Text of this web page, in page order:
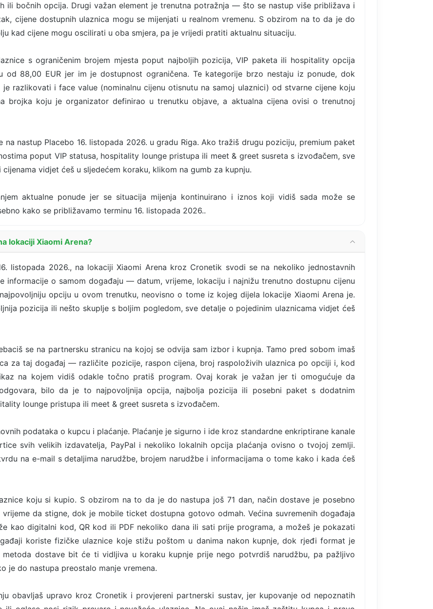
ili bočnih opcija. Drugi važan element je trenutna potražnja — što se nastup više približava i
cijene dostupnih ulaznica mogu se mijenjati u realnom vremenu. S obzirom na to da je do
kad cijene mogu oscilirati u oba smjera, pa je vrijedi pratiti aktualnu situaciju.
s ograničenim brojem mjesta poput najboljih pozicija, VIP paketa ili hospitality opcija
od 88,00 EUR jer im je dostupnost ograničena. Te kategorije brzo nestaju iz ponude, dok
razlikovati i face value (nominalnu cijenu otisnutu na samoj ulaznici) od stvarne cijene koju
koju je organizator definirao u trenutku objave, a aktualna cijena ovisi o trenutnoj
na nastup Placebo 16. listopada 2026. u gradu Riga. Ako tražiš drugu poziciju, premium paket
poput VIP statusa, hospitality lounge pristupa ili meet & greet susreta s izvođačem, sve
vidjet ćeš u sljedećem koraku, klikom na gumb za kupnju.
aktualne ponude jer se situacija mijenja kontinuirano i iznos koji vidiš sada može se
kako se približavamo terminu 16. listopada 2026..
lokaciji Xiaomi Arena?
listopada 2026., na lokaciji Xiaomi Arena kroz Cronetik svodi se na nekoliko jednostavnih
informacije o samom događaju — datum, vrijeme, lokaciju i najnižu trenutno dostupnu cijenu
opciju u ovom trenutku, neovisno o tome iz kojeg dijela lokacije Xiaomi Arena je.
pozicija ili nešto skuplje s boljim pogledom, sve detalje o pojedinim ulaznicama vidjet ćeš
se na partnersku stranicu na kojoj se odvija sam izbor i kupnja. Tamo pred sobom imaš
za taj događaj — različite pozicije, raspon cijena, broj raspoloživih ulaznica po opciji i, kod
na kojem vidiš odakle točno pratiš program. Ovaj korak je važan jer ti omogućuje da
bilo da je to najpovoljnija opcija, najbolja pozicija ili posebni paket s dodatnim
lounge pristupa ili meet & greet susreta s izvođačem.
podataka o kupcu i plaćanje. Plaćanje je sigurno i ide kroz standardne enkriptirane kanale
svih velikih izdavatelja, PayPal i nekoliko lokalnih opcija plaćanja ovisno o tvojoj zemlji.
na e-mail s detaljima narudžbe, brojem narudžbe i informacijama o tome kako i kada ćeš
koju si kupio. S obzirom na to da je do nastupa još 71 dan, način dostave je posebno
da stigne, dok je mobile ticket dostupna gotovo odmah. Većina suvremenih događaja
kao digitalni kod, QR kod ili PDF nekoliko dana ili sati prije programa, a možeš je pokazati
koriste fizičke ulaznice koje stižu poštom u danima nakon kupnje, dok rjeđi format je
metoda dostave bit će ti vidljiva u koraku kupnje prije nego potvrdiš narudžbu, pa pažljivo
do nastupa preostalo manje vremena.
obavljaš upravo kroz Cronetik i provjereni partnerski sustav, jer kupovanje od nepoznatih